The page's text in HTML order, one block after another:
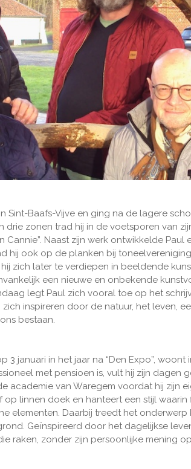
Sint-Baafs-Vijve en ging na de lagere
drie zonen trad hij in de voetsporen van
Cannie”. Naast zijn werk ontwikkelde
hij ook op de planken bij toneelvereniging
zich later te verdiepen in beeldende
een nieuwe en onbekende
legt Paul zich vooral toe op het
inspireren door de natuur, het leven,
bestaan.
3 januari in het jaar na “Den Expo”,
met pensioen is, vult hij zijn dagen
academie van Waregem voordat hij zijn
op linnen doek en hanteert een stijl
elementen. Daarbij treedt het
Geïnspireerd door het dagelijkse
raken, zonder zijn persoonlijke mening